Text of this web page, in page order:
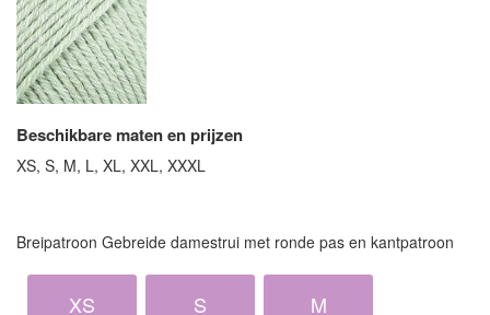
Beschikbare maten en prijzen
XS, S, M, L, XL, XXL, XXXL
Breipatroon Gebreide damestrui met ronde pas en kantpatroon
XS S M